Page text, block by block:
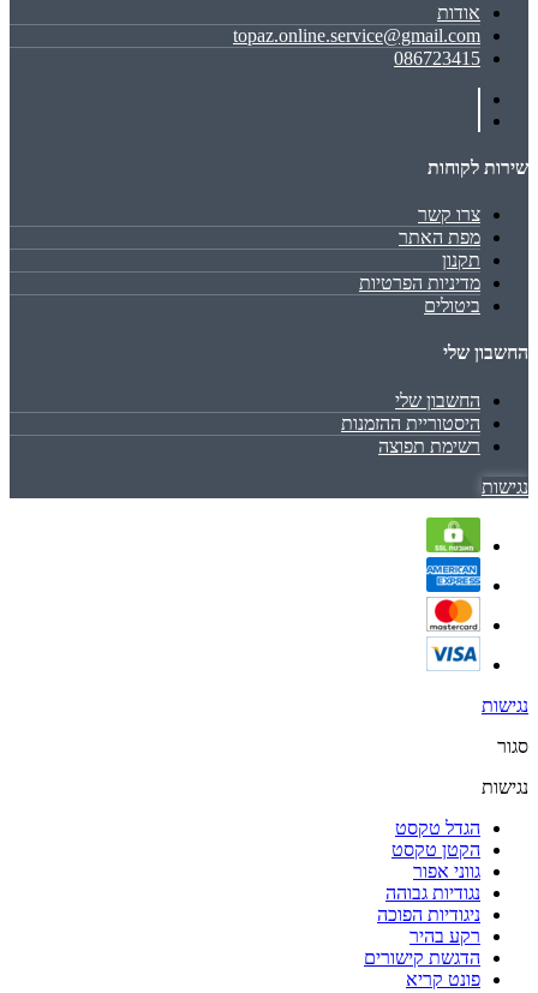
אודות
topaz.online.service@gmail.com
086723415
שירות לקוחות
צרו קשר
מפת האתר
תקנון
מדיניות הפרטיות
ביטולים
החשבון שלי
החשבון שלי
היסטוריית ההזמנות
רשימת תפוצה
נגישות
נגישות
סגור
נגישות
הגדל טקסט
הקטן טקסט
גווני אפור
נגודיות גבוהה
ניגודיות הפוכה
רקע בהיר
הדגשת קישורים
פונט קריא